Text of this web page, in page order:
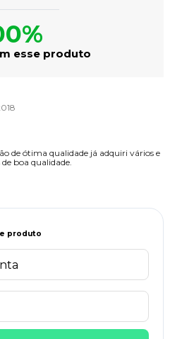
esse produto
de ótima qualidade já adquiri vários e
boa qualidade.
produto